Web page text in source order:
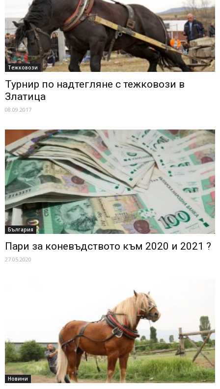
Тежковози
Турнир по надтегляне с тежковози в
Златица
08.09.2017
България
Пари за коневъдството към 2020 и 2021 ?
27.05.2020
Новини